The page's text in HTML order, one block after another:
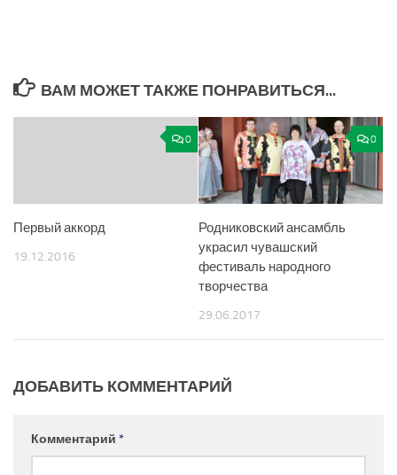
ВАМ МОЖЕТ ТАКЖЕ ПОНРАВИТЬСЯ...
0
Первый аккорд
19.12.2016
0
Родниковский ансамбль
украсил чувашский
фестиваль народного
творчества
29.06.2017
ДОБАВИТЬ КОММЕНТАРИЙ
Комментарий *